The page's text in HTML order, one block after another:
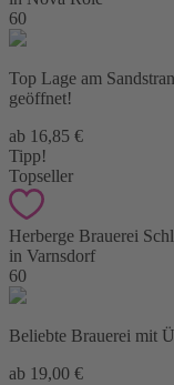
60
Top Lage am
geöffnet!
ab 16,85 €
Tipp!
Topseller
Herberge Brauerei
in Varnsdorf
60
Beliebte Brauerei mit
ab 19,00 €